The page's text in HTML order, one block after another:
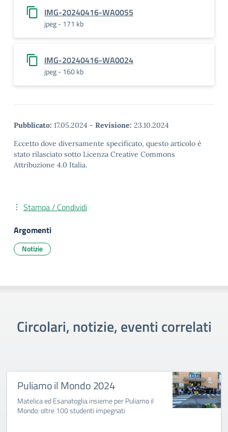
IMG-20240416-WA0055
jpeg - 171 kb
IMG-20240416-WA0024
jpeg - 160 kb
Pubblicato: 17.05.2024 - Revisione: 23.10.2024
Eccetto dove diversamente specificato, questo articolo è
stato rilasciato sotto Licenza Creative Commons
Attribuzione 4.0 Italia.
Stampa / Condividi
Argomenti
Notizie
Circolari, notizie, eventi correlati
Puliamo il Mondo 2024
Matelica ed Esanatoglia insieme per Puliamo il
Mondo: oltre 100 studenti impegnati